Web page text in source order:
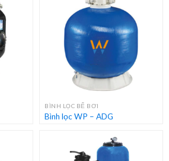
BÌNH LỌC BỂ BƠI
Bình lọc WP – ADG